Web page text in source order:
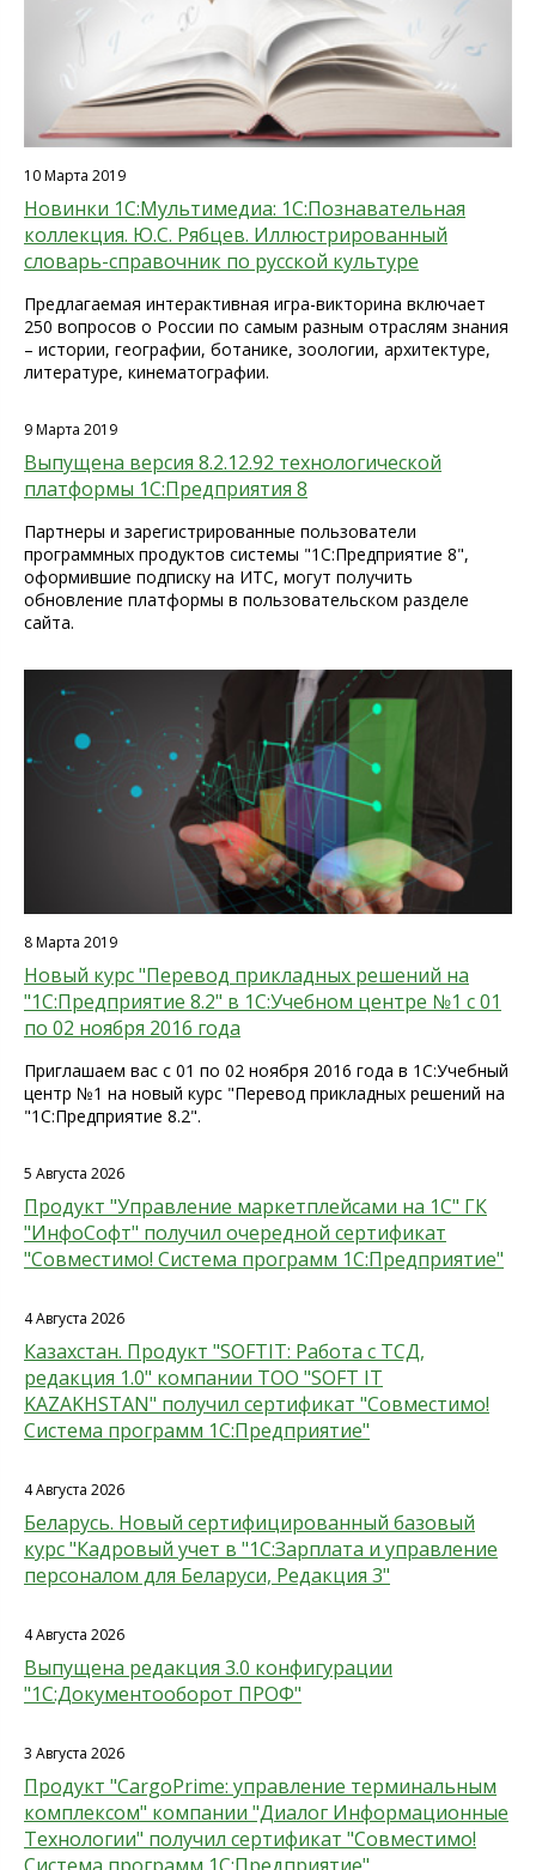
10 Марта 2019
Новинки 1С:Мультимедиа: 1С:Познавательная
коллекция. Ю.С. Рябцев. Иллюстрированный
словарь-справочник по русской культуре
Предлагаемая интерактивная игра-викторина включает
250 вопросов о России по самым разным отраслям знания
– истории, географии, ботанике, зоологии, архитектуре,
литературе, кинематографии.
9 Марта 2019
Выпущена версия 8.2.12.92 технологической
платформы 1С:Предприятия 8
Партнеры и зарегистрированные пользователи
программных продуктов системы "1С:Предприятие 8",
оформившие подписку на ИТС, могут получить
обновление платформы в пользовательском разделе
сайта.
8 Марта 2019
Новый курс "Перевод прикладных решений на
"1С:Предприятие 8.2" в 1С:Учебном центре №1 с 01
по 02 ноября 2016 года
Приглашаем вас с 01 по 02 ноября 2016 года в 1С:Учебный
центр №1 на новый курс "Перевод прикладных решений на
"1С:Предприятие 8.2".
5 Августа 2026
Продукт "Управление маркетплейсами на 1С" ГК
"ИнфоСофт" получил очередной сертификат
"Совместимо! Система программ 1С:Предприятие"
4 Августа 2026
Казахстан. Продукт "SOFTIT: Работа с ТСД,
редакция 1.0" компании ТОО "SOFT IT
KAZAKHSTAN" получил сертификат "Совместимо!
Система программ 1С:Предприятие"
4 Августа 2026
Беларусь. Новый сертифицированный базовый
курс "Кадровый учет в "1С:Зарплата и управление
персоналом для Беларуси, Редакция 3"
4 Августа 2026
Выпущена редакция 3.0 конфигурации
"1С:Документооборот ПРОФ"
3 Августа 2026
Продукт "CargoPrime: управление терминальным
комплексом" компании "Диалог Информационные
Технологии" получил сертификат "Совместимо!